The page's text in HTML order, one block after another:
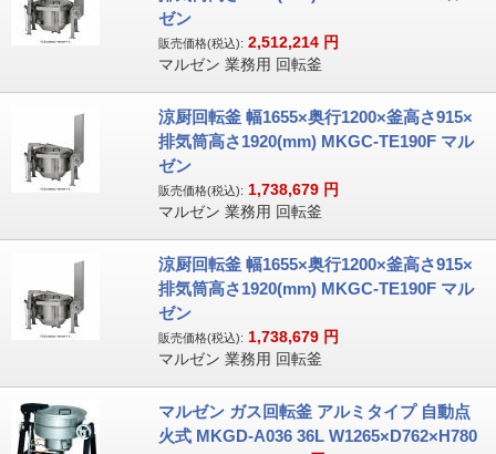
ゼン
販売価格(税込): 2,512,214 円
マルゼン 業務用 回転釜
涼厨回転釜 幅1655×奥行1200×釜高さ915×
排気筒高さ1920(mm) MKGC-TE190F マル
ゼン
販売価格(税込): 1,738,679 円
マルゼン 業務用 回転釜
涼厨回転釜 幅1655×奥行1200×釜高さ915×
排気筒高さ1920(mm) MKGC-TE190F マル
ゼン
販売価格(税込): 1,738,679 円
マルゼン 業務用 回転釜
マルゼン ガス回転釜 アルミタイプ 自動点
火式 MKGD-A036 36L W1265×D762×H780